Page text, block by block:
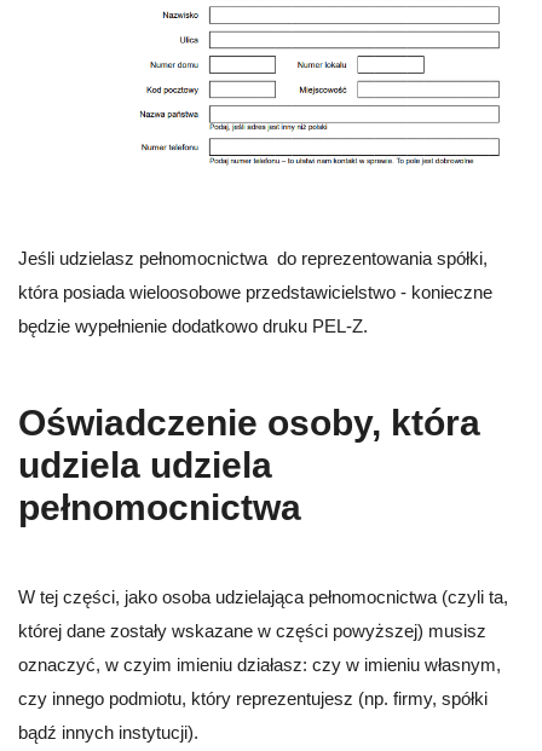
Jeśli udzielasz pełnomocnictwa do reprezentowania spółki,
która posiada wieloosobowe przedstawicielstwo - konieczne
będzie wypełnienie dodatkowo druku PEL-Z.
Oświadczenie osoby, która
udziela udziela
pełnomocnictwa
W tej części, jako osoba udzielająca pełnomocnictwa (czyli ta,
której dane zostały wskazane w części powyższej) musisz
oznaczyć, w czyim imieniu działasz: czy w imieniu własnym,
czy innego podmiotu, który reprezentujesz (np. firmy, spółki
bądź innych instytucji).